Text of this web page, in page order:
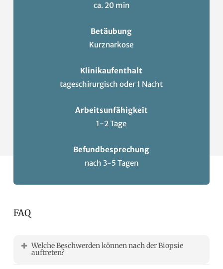
ca. 20 min
Betäubung
Kurznarkose
Klinikaufenthalt
tageschirurgisch oder 1 Nacht
Arbeitsunfähigkeit
1-2 Tage
Befundbesprechung
nach 3-5 Tagen
FAQ
Welche Beschwerden können nach der Biopsie
auftreten?